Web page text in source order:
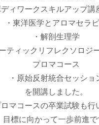
ディワークスキルアップ講
・東洋医学とアロマセラ
・解剖生理学
ティックリフレクソロジ
プロマコース
・原始反射統合セッショ
を開講しました。
マコースの卒業試験も行
目標に向かって一歩前進で